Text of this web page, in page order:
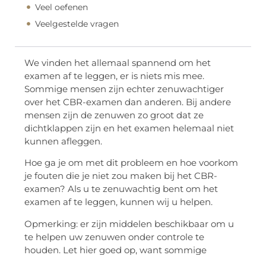
Veel oefenen
Veelgestelde vragen
We vinden het allemaal spannend om het
examen af ​​te leggen, er is niets mis mee.
Sommige mensen zijn echter zenuwachtiger
over het CBR-examen dan anderen. Bij andere
mensen zijn de zenuwen zo groot dat ze
dichtklappen zijn en het examen helemaal niet
kunnen afleggen.
Hoe ga je om met dit probleem en hoe voorkom
je fouten die je niet zou maken bij het CBR-
examen? Als u te zenuwachtig bent om het
examen af ​​te leggen, kunnen wij u helpen.
Opmerking: er zijn middelen beschikbaar om u
te helpen uw zenuwen onder controle te
houden. Let hier goed op, want sommige